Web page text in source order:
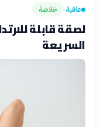
عافية› خلاصة
لصقة قابلة
السريعة